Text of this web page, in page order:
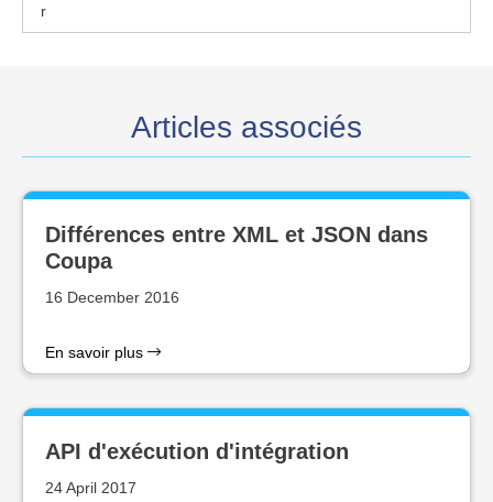
r
Articles associés
Différences entre XML et JSON dans
Coupa
16 December 2016
En savoir plus
API d'exécution d'intégration
24 April 2017